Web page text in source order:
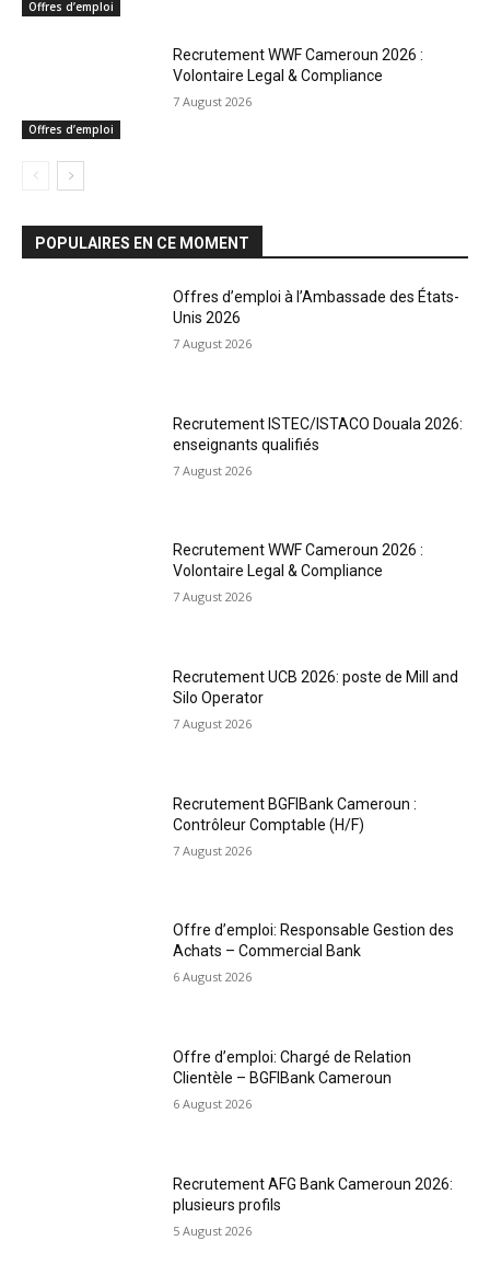
Offres d’emploi
Offres d’emploi
Recrutement WWF Cameroun 2026 :
Volontaire Legal & Compliance
7 August 2026
POPULAIRES EN CE MOMENT
Offres d’emploi à l’Ambassade des États-
Unis 2026
7 August 2026
Recrutement ISTEC/ISTACO Douala 2026:
enseignants qualifiés
7 August 2026
Recrutement WWF Cameroun 2026 :
Volontaire Legal & Compliance
7 August 2026
Recrutement UCB 2026: poste de Mill and
Silo Operator
7 August 2026
Recrutement BGFIBank Cameroun :
Contrôleur Comptable (H/F)
7 August 2026
Offre d’emploi: Responsable Gestion des
Achats – Commercial Bank
6 August 2026
Offre d’emploi: Chargé de Relation
Clientèle – BGFIBank Cameroun
6 August 2026
Recrutement AFG Bank Cameroun 2026:
plusieurs profils
5 August 2026